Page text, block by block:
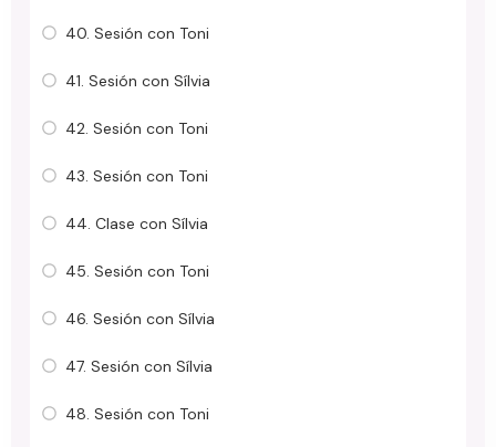
40. Sesión con Toni
41. Sesión con Sílvia
42. Sesión con Toni
43. Sesión con Toni
44. Clase con Sílvia
45. Sesión con Toni
46. Sesión con Sílvia
47. Sesión con Sílvia
48. Sesión con Toni